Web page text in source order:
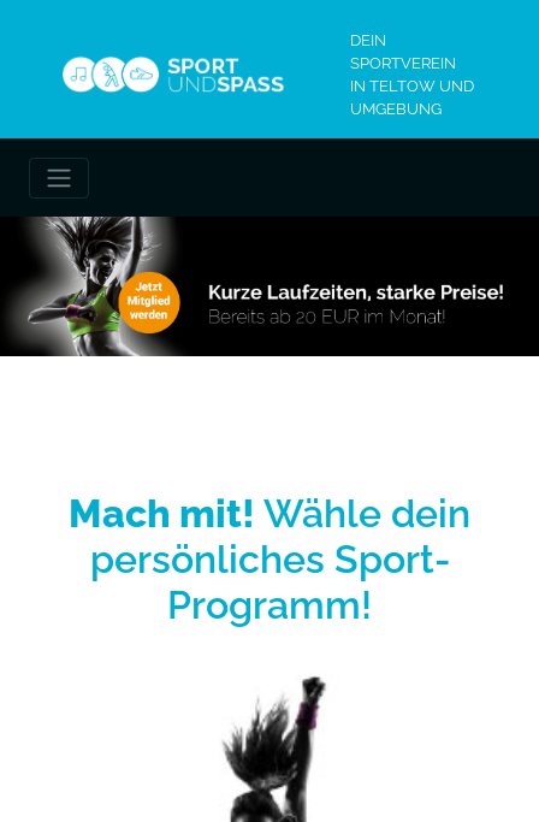
DEIN
SPORTVEREIN
IN TELTOW UND
UMGEBUNG
Mach mit! Wähle dein
persönliches Sport-
Programm!